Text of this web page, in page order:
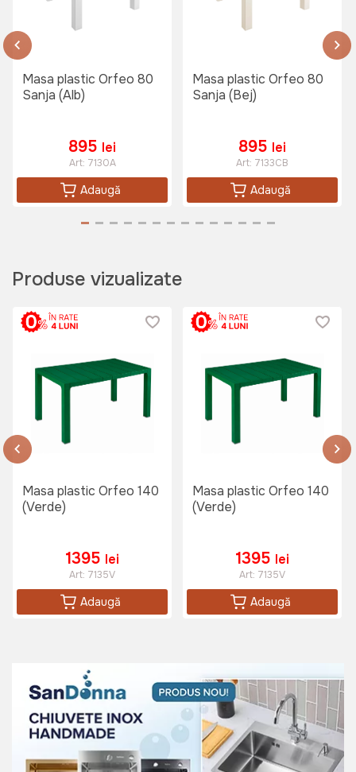
Masa plastic Orfeo 80
Sanja (Alb)
895 lei
Art: 7130A
Adaugă
Masa plastic Orfeo 80
Sanja (Bej)
895 lei
Art: 7133CB
Adaugă
Produse vizualizate
Masa plastic Orfeo 140
(Verde)
1395 lei
Art: 7135V
Adaugă
Masa plastic Orfeo 140
(Verde)
1395 lei
Art: 7135V
Adaugă